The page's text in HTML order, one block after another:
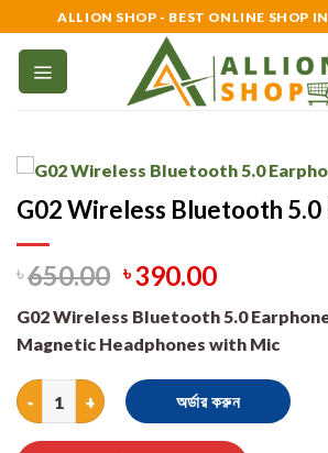
to
content
ALLION SHOP - BEST ONLINE SHOP
G02 Wireless Bluetooth 5.0
৳650.00 ৳390.00
G02 Wireless Bluetooth 5.0
Magnetic Headphones with Mic
G02 Wireless Bluetooth 5.0 Earphone
অর্ডার করুন